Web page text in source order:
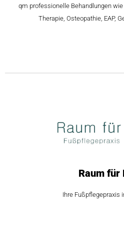
qm professionelle Behandlungen
Therapie, Osteopathie, EAP,
Raum für
Ihre Fußpflegepraxis